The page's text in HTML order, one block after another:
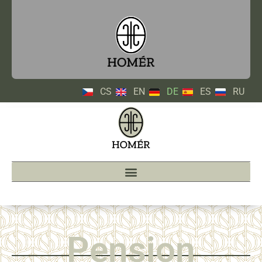
CS EN DE ES RU
Pension